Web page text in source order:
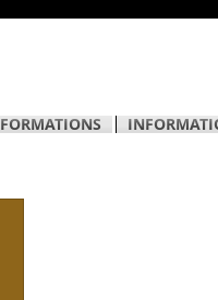
FORMATIONS